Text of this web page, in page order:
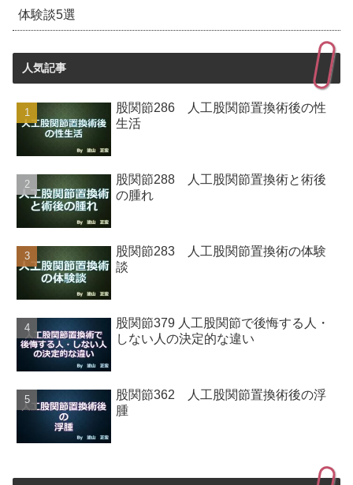
体験談5選
人気記事
股関節286 人工股関節置換術後の性
生活
股関節288 人工股関節置換術と術後
の腫れ
股関節283 人工股関節置換術の体験
談
股関節379 人工股関節で後悔する人・
しない人の決定的な違い
股関節362 人工股関節置換術後の浮
腫